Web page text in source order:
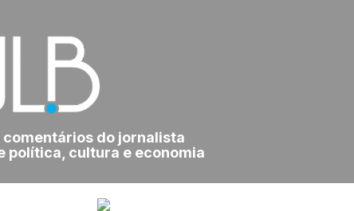
do jornalista
política, cultura e economia